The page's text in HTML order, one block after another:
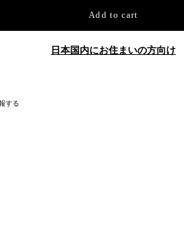
Add to cart
日本国内にお住まいの方向け
する